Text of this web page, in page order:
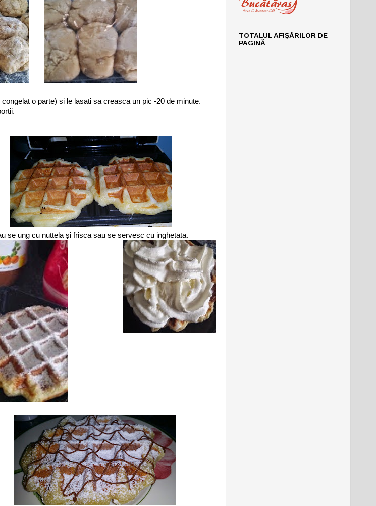
o parte) si le lasati sa creasca un pic -20 de minute.
se ung cu nuttela și frisca sau se servesc cu inghetata.
TOTALUL AFIȘĂRILOR DE
PAGINĂ